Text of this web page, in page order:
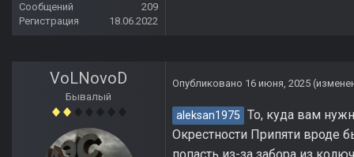
Сообщений
209
Регистрация
18.06.2022
VoLNovoD
Бывалый
Опубликовано 16 июня, 2025
aleksan1975 То, куда вам
Окрестности Припяти вроде